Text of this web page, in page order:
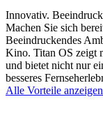
Innovativ.
Machen Sie sich
Beeindruckendes
Kino. Titan OS zeigt
und bietet nicht nur
besseres
Alle Vorteile anzeigen